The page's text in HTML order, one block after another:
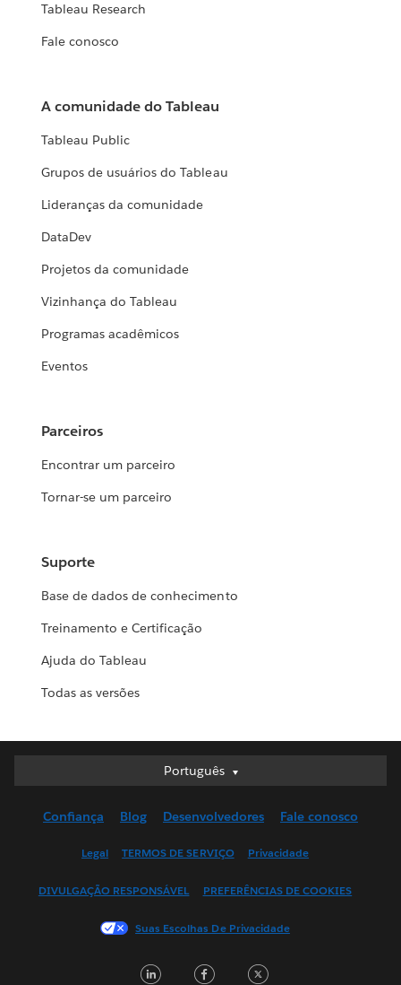
Tableau Research
Fale conosco
A comunidade do Tableau
Tableau Public
Grupos de usuários do Tableau
Lideranças da comunidade
DataDev
Projetos da comunidade
Vizinhança do Tableau
Programas acadêmicos
Eventos
Parceiros
Encontrar um parceiro
Tornar-se um parceiro
Suporte
Base de dados de conhecimento
Treinamento e Certificação
Ajuda do Tableau
Todas as versões
Português
Português
English (UK)
Français (Canada)
日本語
Confiança Blog Desenvolvedores Fale conosco
Legal TERMOS DE SERVIÇO Privacidade
DIVULGAÇÃO RESPONSÁVEL PREFERÊNCIAS DE COOKIES
Suas Escolhas De Privacidade
LinkedInFacebook